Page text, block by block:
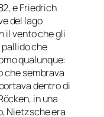
e Friedrich
del lago
il vento che gli
che
qualunque:
che sembrava
dentro di
in una
Nietzsche era